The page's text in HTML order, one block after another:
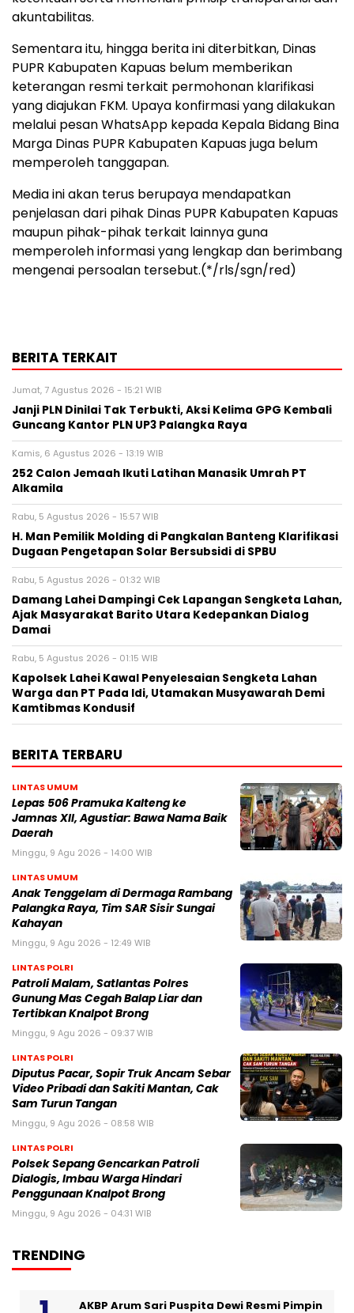
akuntabilitas.
Sementara itu, hingga berita ini diterbitkan, Dinas
PUPR Kabupaten Kapuas belum memberikan
keterangan resmi terkait permohonan klarifikasi
yang diajukan FKM. Upaya konfirmasi yang dilakukan
melalui pesan WhatsApp kepada Kepala Bidang Bina
Marga Dinas PUPR Kabupaten Kapuas juga belum
memperoleh tanggapan.
Media ini akan terus berupaya mendapatkan
penjelasan dari pihak Dinas PUPR Kabupaten Kapuas
maupun pihak-pihak terkait lainnya guna
memperoleh informasi yang lengkap dan berimbang
mengenai persoalan tersebut.(*/rls/sgn/red)
BERITA TERKAIT
Jumat, 7 Agustus 2026 - 15:21 WIB
Janji PLN Dinilai Tak Terbukti, Aksi Kelima GPG Kembali
Guncang Kantor PLN UP3 Palangka Raya
Kamis, 6 Agustus 2026 - 13:19 WIB
252 Calon Jemaah Ikuti Latihan Manasik Umrah PT
Alkamila
Rabu, 5 Agustus 2026 - 15:57 WIB
H. Man Pemilik Molding di Pangkalan Banteng Klarifikasi
Dugaan Pengetapan Solar Bersubsidi di SPBU
Rabu, 5 Agustus 2026 - 01:32 WIB
Damang Lahei Dampingi Cek Lapangan Sengketa Lahan,
Ajak Masyarakat Barito Utara Kedepankan Dialog
Damai
Rabu, 5 Agustus 2026 - 01:15 WIB
Kapolsek Lahei Kawal Penyelesaian Sengketa Lahan
Warga dan PT Pada Idi, Utamakan Musyawarah Demi
Kamtibmas Kondusif
BERITA TERBARU
LINTAS UMUM
Lepas 506 Pramuka Kalteng ke
Jamnas XII, Agustiar: Bawa Nama Baik
Daerah
Minggu, 9 Agu 2026 - 14:00 WIB
LINTAS UMUM
Anak Tenggelam di Dermaga Rambang
Palangka Raya, Tim SAR Sisir Sungai
Kahayan
Minggu, 9 Agu 2026 - 12:49 WIB
LINTAS POLRI
Patroli Malam, Satlantas Polres
Gunung Mas Cegah Balap Liar dan
Tertibkan Knalpot Brong
Minggu, 9 Agu 2026 - 09:37 WIB
LINTAS POLRI
Diputus Pacar, Sopir Truk Ancam Sebar
Video Pribadi dan Sakiti Mantan, Cak
Sam Turun Tangan
Minggu, 9 Agu 2026 - 08:58 WIB
LINTAS POLRI
Polsek Sepang Gencarkan Patroli
Dialogis, Imbau Warga Hindari
Penggunaan Knalpot Brong
Minggu, 9 Agu 2026 - 04:31 WIB
TRENDING
AKBP Arum Sari Puspita Dewi Resmi Pimpin